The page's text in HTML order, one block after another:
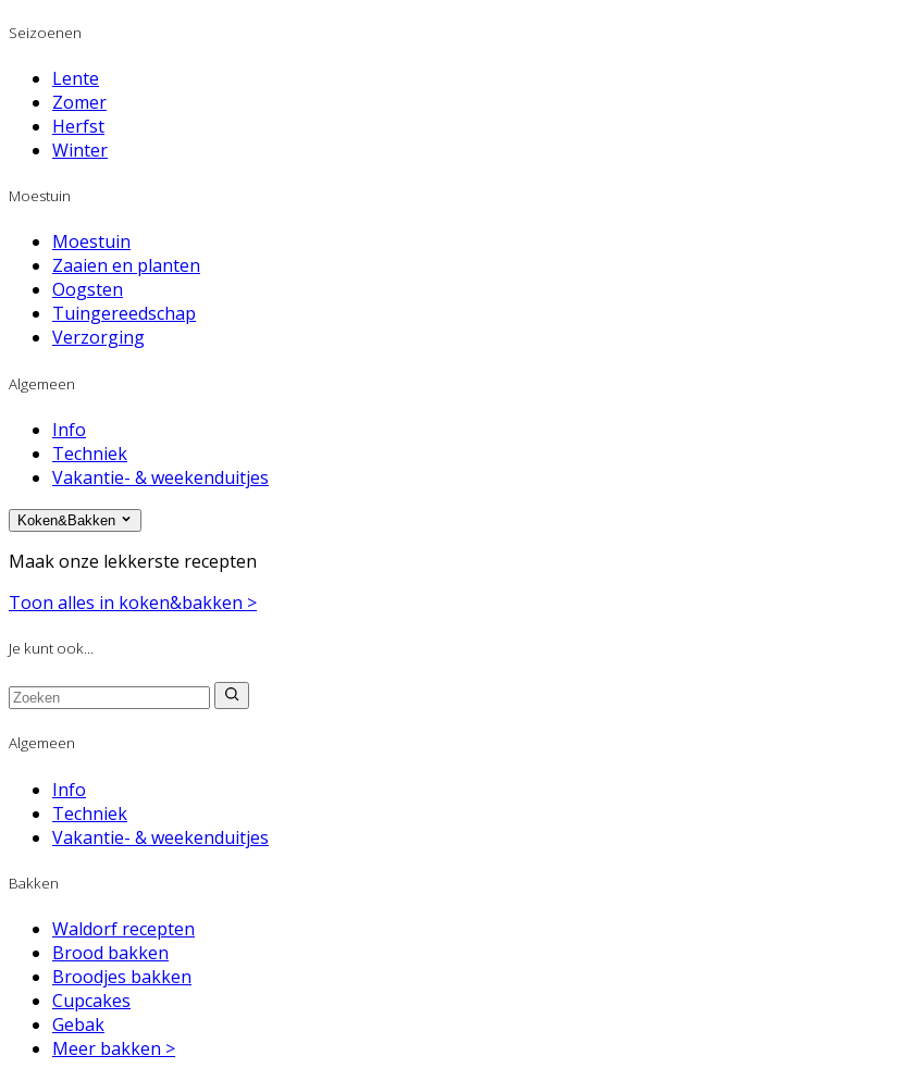
Seizoenen
Lente
Zomer
Herfst
Winter
Moestuin
Moestuin
Zaaien en planten
Oogsten
Tuingereedschap
Verzorging
Algemeen
Info
Techniek
Vakantie- & weekenduitjes
Koken&Bakken
Maak onze lekkerste recepten
Toon alles in koken&bakken >
Je kunt ook...
Algemeen
Info
Techniek
Vakantie- & weekenduitjes
Bakken
Waldorf recepten
Brood bakken
Broodjes bakken
Cupcakes
Gebak
Meer bakken >